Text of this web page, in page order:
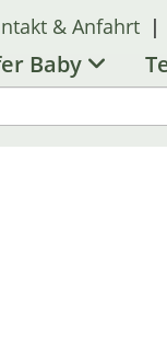
& Anfahrt |
Baby